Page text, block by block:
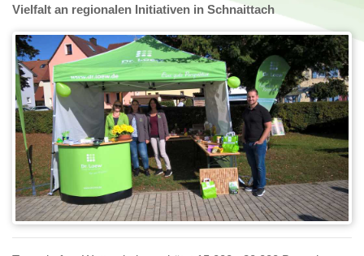
Vielfalt an regionalen Initiativen in Schnaittach